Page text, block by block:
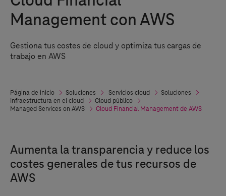
Management con AWS
Gestiona tus costes de cloud y optimiza tus cargas de
trabajo en AWS
Página de inicio Soluciones Servicios cloud
Soluciones
Infraestructura en el cloud
Cloud público
Managed Services on AWS
Cloud Financial Management de AWS
Aumenta la transparencia y reduce los
costes generales de tus recursos de
AWS